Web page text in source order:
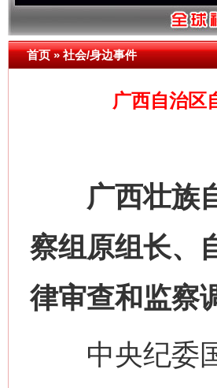
首页»社会/身边事件
广西自治区
广西壮族自
察组原组长、
律审查和监察
中央纪委国
网上购药对药下症？
这是一记警钟！